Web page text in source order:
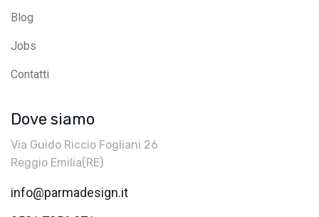
Blog
Jobs
Contatti
Dove siamo
Via Guido Riccio Fogliani 26
Reggio Emilia(RE)
info@parmadesign.it